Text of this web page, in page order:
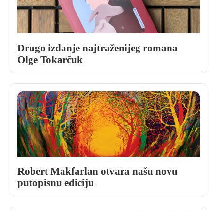
Drugo izdanje najtraženijeg romana
Olge Tokarčuk
Robert Makfarlan otvara našu novu
putopisnu ediciju